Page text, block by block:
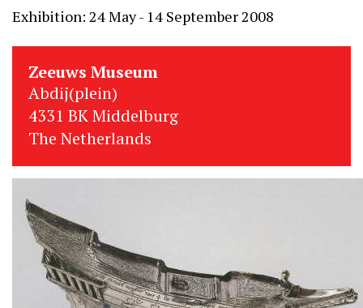
Exhibition: 24 May - 14 September 2008
Zeeuws Museum
Abdij(plein)
4331 BK Middelburg
The Netherlands